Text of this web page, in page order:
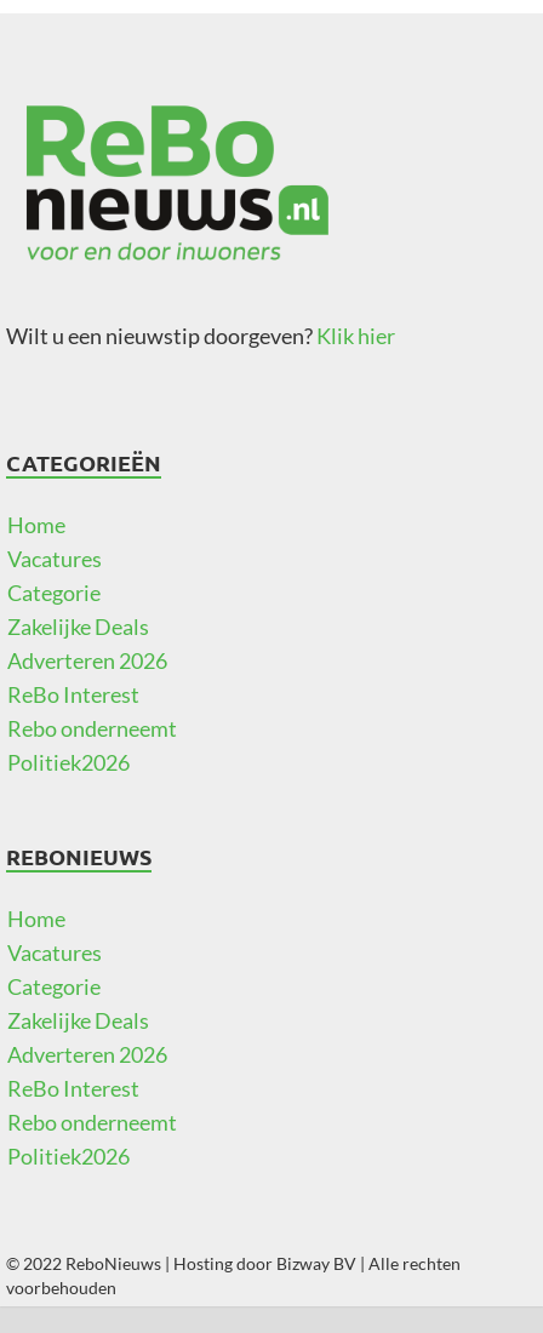
Wilt u een nieuwstip doorgeven?Klik hier
CATEGORIEËN
Home
Vacatures
Categorie
Zakelijke Deals
Adverteren 2026
ReBo Interest
Rebo onderneemt
Politiek2026
REBONIEUWS
Home
Vacatures
Categorie
Zakelijke Deals
Adverteren 2026
ReBo Interest
Rebo onderneemt
Politiek2026
© 2022 ReboNieuws | Hosting door Bizway BV | Alle rechten
voorbehouden